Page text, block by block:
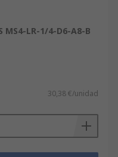
LR-1/4-D6-A8-B
30,38 €/unidad